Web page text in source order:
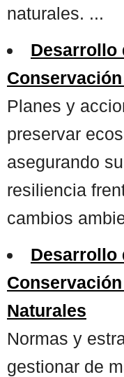
naturales. ...
Desarrollo
Planes y
preservar
asegurando
resiliencia
cambios
Desarrollo
Naturales
Normas y
gestionar de